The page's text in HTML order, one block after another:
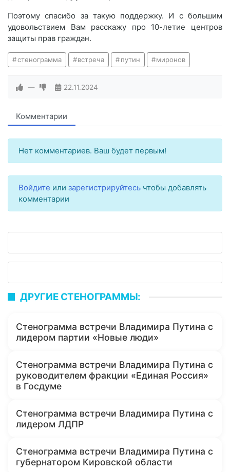
Поэтому спасибо за такую поддержку. И с большим
удовольствием Вам расскажу про 10-летие центров
защиты прав граждан.
стенограмма встреча путин миронов
— 22.11.2024
Комментарии
Нет комментариев. Ваш будет первым!
Войдите или зарегистрируйтесь чтобы добавлять
комментарии
ДРУГИЕ СТЕНОГРАММЫ:
Стенограмма встречи Владимира Путина с
лидером партии «Новые люди»
Стенограмма встречи Владимира Путина с
руководителем фракции «Единая Россия»
в Госдуме
Стенограмма встречи Владимира Путина с
лидером ЛДПР
Стенограмма встречи Владимира Путина с
губернатором Кировской области